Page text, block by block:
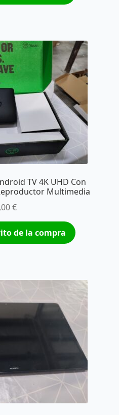
TV 4K UHD Con
Multimedia
€
de la compra